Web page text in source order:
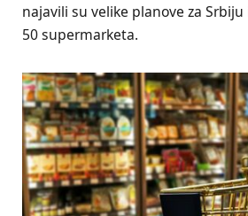
najavili su velike planove za
50 supermarketa.